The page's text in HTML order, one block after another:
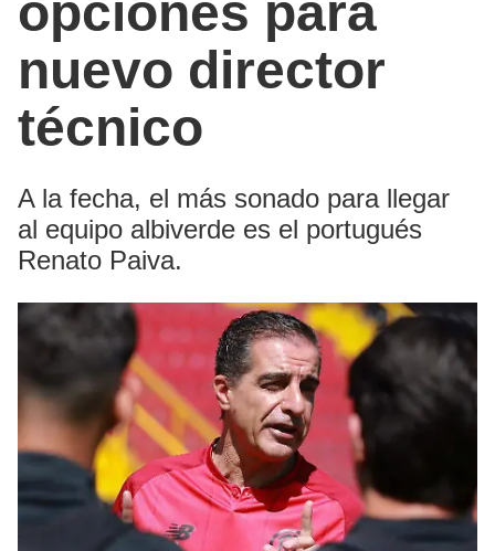
opciones para
nuevo director
técnico
A la fecha, el más sonado para llegar
al equipo albiverde es el portugués
Renato Paiva.